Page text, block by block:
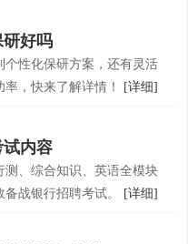
好吗
性化保研方案，还有灵活
，快来了解详情！
[详细]
内容
、综合知识、英语全模块
战银行招聘考试。
[详细]